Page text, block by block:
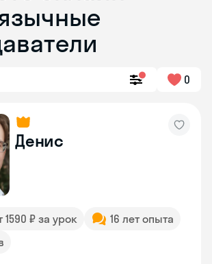
0
Денис
1590 ₽ за урок
16 лет опыта